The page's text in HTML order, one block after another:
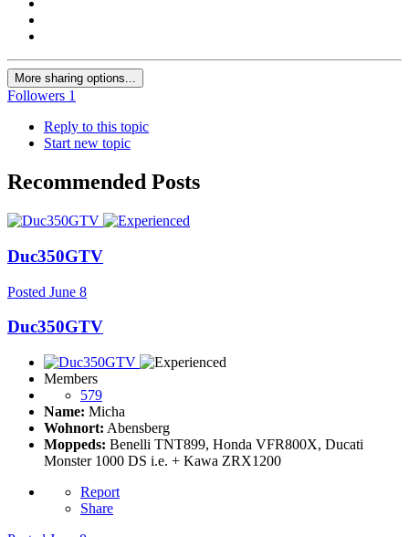
More sharing options...
Followers 1
Reply to this topic
Start new topic
Recommended Posts
Duc350GTV
Posted June 8
Duc350GTV
Members
579
Name: Micha
Wohnort: Abensberg
Moppeds: Benelli TNT899, Honda VFR800X, Ducati
Monster 1000 DS i.e. + Kawa ZRX1200
Report
Share